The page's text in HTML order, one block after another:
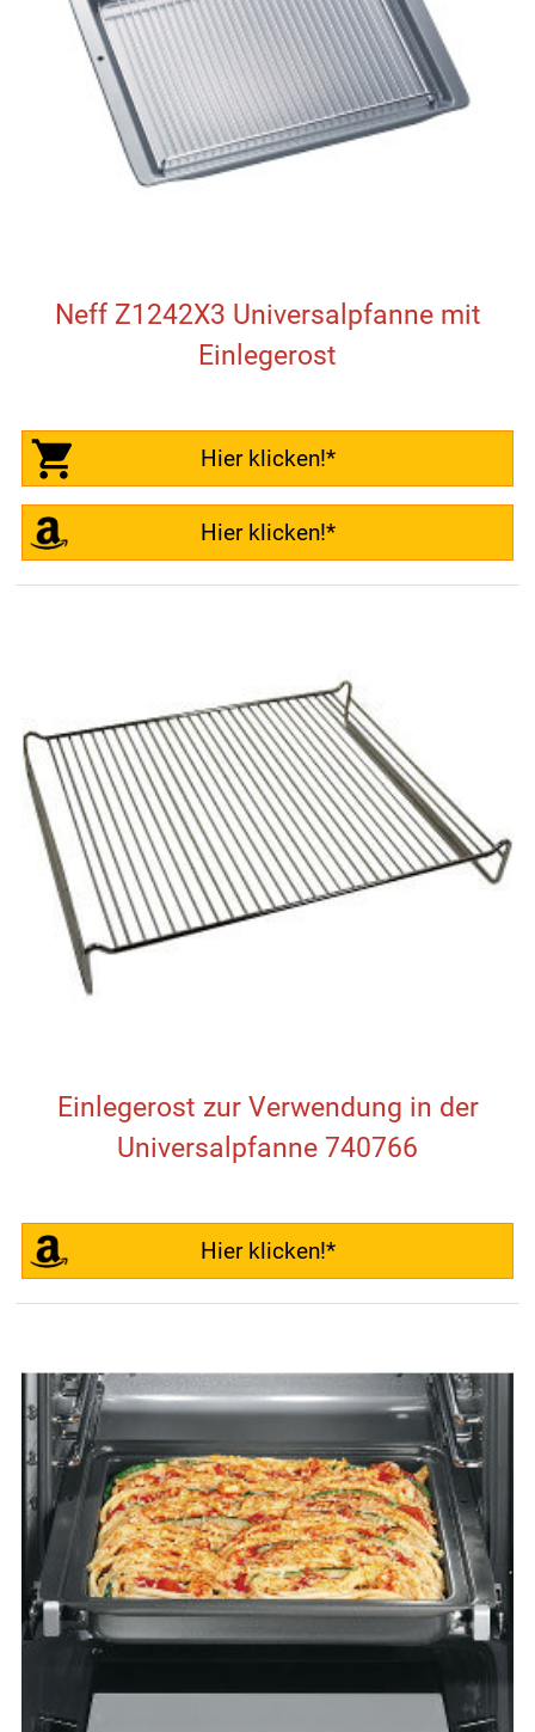
Neff Z1242X3 Universalpfanne mit
Einlegerost
Hier klicken!*
Hier klicken!*
Einlegerost zur Verwendung in der
Universalpfanne 740766
Hier klicken!*